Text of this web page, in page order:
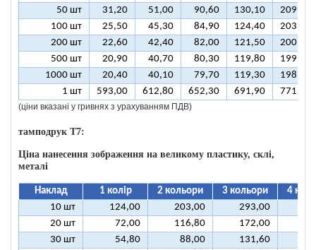
50 шт
31,20 51,00 90,60 130,10
209,30
100 шт
25,50 45,30 84,90 124,40
203,50
200 шт
22,60 42,40 82,00 121,50
200,70
500 шт
20,90 40,70 80,30 119,80
199,00
1000 шт
20,40 40,10 79,70 119,30
198,40
1 шт
593,00 612,80 652,30 691,90 771,00
(ціни вказані у гривнях з урахуванням ПДВ)
тамподрук T7:
Ціна нанесення зображення на великому пластику, склі,
металі
Наклад 1 колір 2 кольори 3 кольори
4
10 шт
124,00 203,00 293,00
20 шт
72,00 116,80 172,00
30 шт
54,80 88,00 131,60